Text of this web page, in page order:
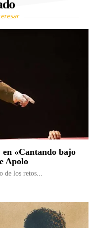
«Cantando bajo
Apolo
de los retos...